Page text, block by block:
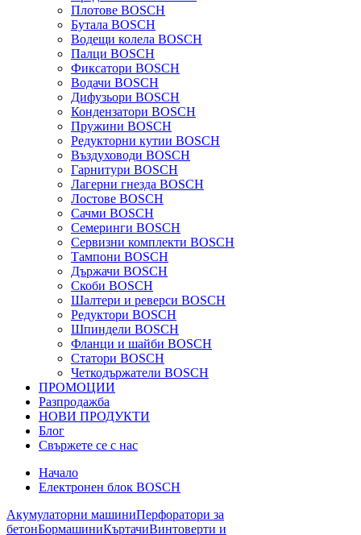
Плотове BOSCH
Бутала BOSCH
Водещи колела BOSCH
Палци BOSCH
Фиксатори BOSCH
Водачи BOSCH
Дифузьори BOSCH
Кондензатори BOSCH
Пружини BOSCH
Редукторни кутии BOSCH
Въздуховоди BOSCH
Гарнитури BOSCH
Лагерни гнезда BOSCH
Лостове BOSCH
Сачми BOSCH
Семеринги BOSCH
Сервизни комплекти BOSCH
Тампони BOSCH
Държачи BOSCH
Скоби BOSCH
Шалтери и реверси BOSCH
Редуктори BOSCH
Шпиндели BOSCH
Фланци и шайби BOSCH
Статори BOSCH
Четкодържатели BOSCH
ПРОМОЦИИ
Разпродажба
НОВИ ПРОДУКТИ
Блог
Свържете се с нас
Начало
Електронен блок BOSCH
Акумулаторни машиниПерфоратори за
бетонБормашиниКъртачиВинтоверти и